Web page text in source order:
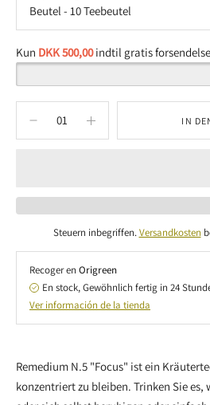
Kun DKK 500,00indtil gratis
IN
Steuern inbegriffen.Versandkosten
Recoger en Origreen
En stock, Gewöhnlich fertig in 24
Ver información de la tienda
den
Warenkorb
Remedium N.5 "Focus" ist ein
konzentriert zu bleiben. Trinken Sie es,